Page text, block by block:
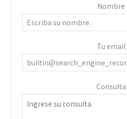
Nombre
Tu email
Consulta